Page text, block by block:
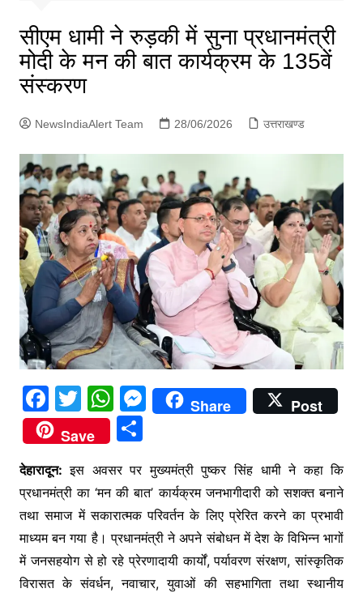
सीएम धामी ने रुड़की में सुना प्रधानमंत्री
मोदी के मन की बात कार्यक्रम के 135वें
संस्करण
NewsIndiaAlert Team 28/06/2026 उत्तराखण्ड
F
a
c
e
b
o
o
k
T
w
itt
er
W
h
at
s
A
p
p
M
e
s
e
n
g
er
Share
Post
Save
S
ar
e
देहारादून: इस अवसर पर मुख्यमंत्री पुष्कर सिंह धामी ने कहा कि
प्रधानमंत्री का ‘मन की बात’ कार्यक्रम जनभागीदारी को सशक्त बनाने
तथा समाज में सकारात्मक परिवर्तन के लिए प्रेरित करने का प्रभावी
माध्यम बन गया है। प्रधानमंत्री ने अपने संबोधन में देश के विभिन्न भागों
में जनसहयोग से हो रहे प्रेरणादायी कार्यों, पर्यावरण संरक्षण, सांस्कृतिक
विरासत के संवर्धन, नवाचार, युवाओं की सहभागिता तथा स्थानीय
e